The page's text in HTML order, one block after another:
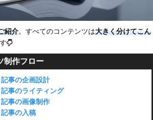
紹介。すべてのコンテンツは大きく分けてこん
制作フロー
事の企画設計
事のライティング
事の画像制作
事の入稿